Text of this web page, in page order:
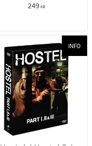
Karate Kid - Sanningens
249KR
INFO